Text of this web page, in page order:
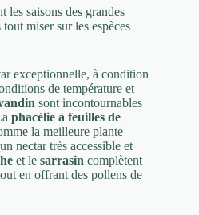
les saisons des grandes
miser sur les espèces
exceptionnelle, à condition
de température et
sont incontournables
phacélie à feuilles de
la meilleure plante
nectar très accessible et
et le sarrasin complètent
en offrant des pollens de